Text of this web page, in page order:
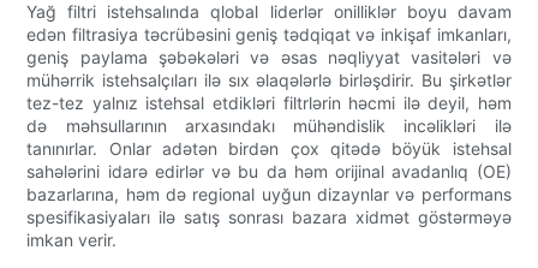
Yağ filtri istehsalında qlobal liderlər onilliklər boyu davam
edən filtrasiya təcrübəsini geniş tədqiqat və inkişaf imkanları,
geniş paylama şəbəkələri və əsas nəqliyyat vasitələri və
mühərrik istehsalçıları ilə sıx əlaqələrlə birləşdirir. Bu şirkətlər
tez-tez yalnız istehsal etdikləri filtrlərin həcmi ilə deyil, həm
də məhsullarının arxasındakı mühəndislik incəlikləri ilə
tanınırlar. Onlar adətən birdən çox qitədə böyük istehsal
sahələrini idarə edirlər və bu da həm orijinal avadanlıq (OE)
bazarlarına, həm də regional uyğun dizaynlar və performans
spesifikasiyaları ilə satış sonrası bazara xidmət göstərməyə
imkan verir.